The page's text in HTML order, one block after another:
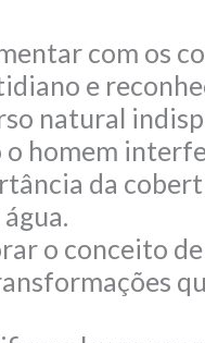
com os
e
natural
homem
da
o conceito